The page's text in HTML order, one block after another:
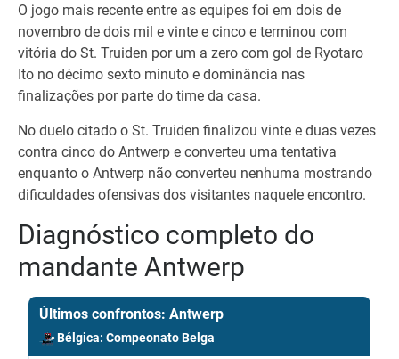
O jogo mais recente entre as equipes foi em dois de
novembro de dois mil e vinte e cinco e terminou com
vitória do St. Truiden por um a zero com gol de Ryotaro
Ito no décimo sexto minuto e dominância nas
finalizações por parte do time da casa.
No duelo citado o St. Truiden finalizou vinte e duas vezes
contra cinco do Antwerp e converteu uma tentativa
enquanto o Antwerp não converteu nenhuma mostrando
dificuldades ofensivas dos visitantes naquele encontro.
Diagnóstico completo do
mandante Antwerp
Últimos confrontos: Antwerp
Bélgica: Compeonato Belga